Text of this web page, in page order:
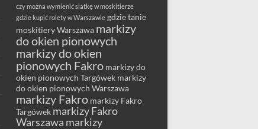
czy można wymienić siatkę w moskitierze
gdzie kupić rolety w Warszawie gdzie tanie
moskitiery Warszawa markizy
do okien pionowych
markizy do okien
pionowych Fakro markizy do
okien pionowych Targówek markizy
do okien pionowych Warszawa
markizy Fakro markizy Fakro
Targówek markizy Fakro
Warszawa markizy